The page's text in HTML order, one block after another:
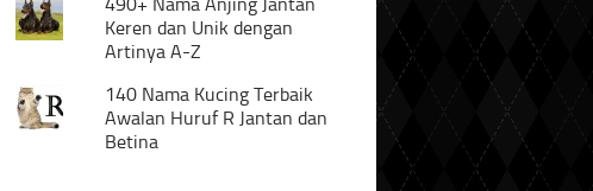
Keren dan Unik dengan
Artinya A-Z
140 Nama Kucing Terbaik
Awalan Huruf R Jantan dan
Betina